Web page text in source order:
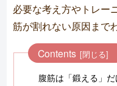
必要な考え方やトレー
筋が割れない原因まで
Contents
腹筋は「鍛える」